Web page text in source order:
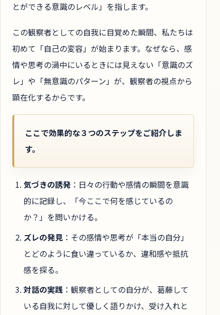
とができる意識のレベル」を指します。
この観察者としての自我に目覚めた瞬間、私たちは
初めて「自己の変容」が始まります。なぜなら、感
情や思考の渦中にいるときには見えない「意識のズ
レ」や「無意識のパターン」が、観察者の視点から
顕在化するからです。
ここで効果的な３つのステップをご紹介しま
す。
気づきの誘発 ：日々の行動や感情の瞬間を意識
的に記録し、「今ここで何を感じているの
か？」を問いかける。
ズレの発見 ：その感情や思考が「本当の自分」
とどのように食い違っているか、違和感や抵抗
感を探る。
対話の実践 ：観察者としての自分が、葛藤して
いる自我に対して優しく語りかけ、受け入れと